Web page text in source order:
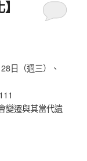
日（週三）、
變遷與其當代遺